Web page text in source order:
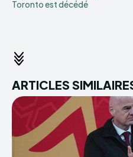
Toronto est décédé
ARTICLES